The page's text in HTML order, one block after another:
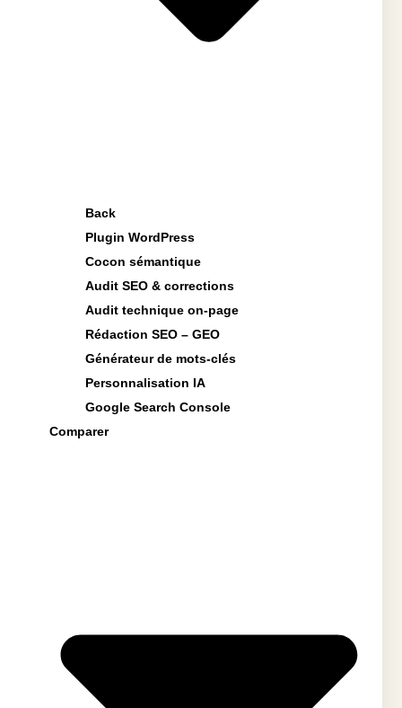
Back
Plugin WordPress
Cocon sémantique
Audit SEO & corrections
Audit technique on-page
Rédaction SEO – GEO
Générateur de mots-clés
Personnalisation IA
Google Search Console
Comparer